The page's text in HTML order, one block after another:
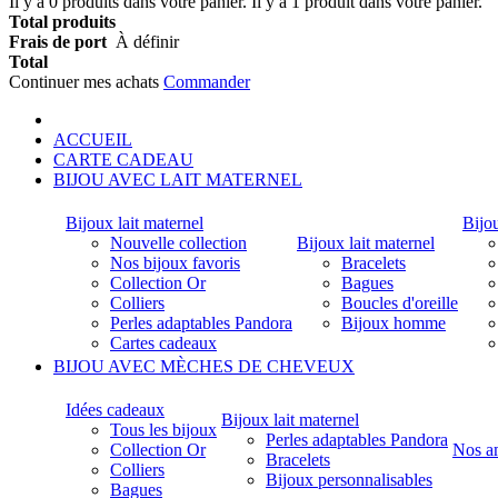
Total produits
Frais de port À définir
Total
Continuer mes achats Commander
ACCUEIL
CARTE CADEAU
BIJOU AVEC LAIT MATERNEL
Bijoux lait maternel
Nouvelle collection
Nos bijoux favoris
Collection Or
Colliers
Perles adaptables Pandora
Cartes cadeaux
Bijoux lait maternel
Bracelets
Bagues
Boucles d'oreille
Bijoux homme
BIJOU AVEC MÈCHES DE CHEVEUX
Idées cadeaux
Tous les bijoux
Collection Or
Colliers
Bagues
Bijoux lait maternel
Perles adaptables Pandora
Bracelets
Bijoux personnalisables
Nos
Chaque mèche
Nous faisons
envoyés ne
avant de
les mèches de
Si rien n'est
cas si